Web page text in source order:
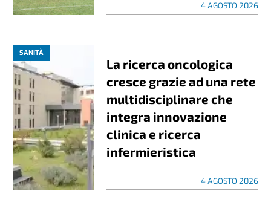
4 AGOSTO 2026
SANITÀ
La ricerca oncologica
cresce grazie ad una rete
multidisciplinare che
integra innovazione
clinica e ricerca
infermieristica
4 AGOSTO 2026